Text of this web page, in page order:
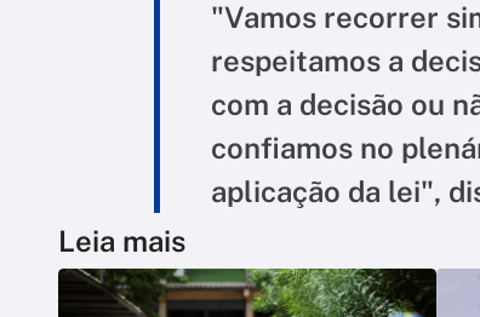
"Vamos recorrer
respeitamos a
com a decisão ou
confiamos no
aplicação da lei",
Leia mais